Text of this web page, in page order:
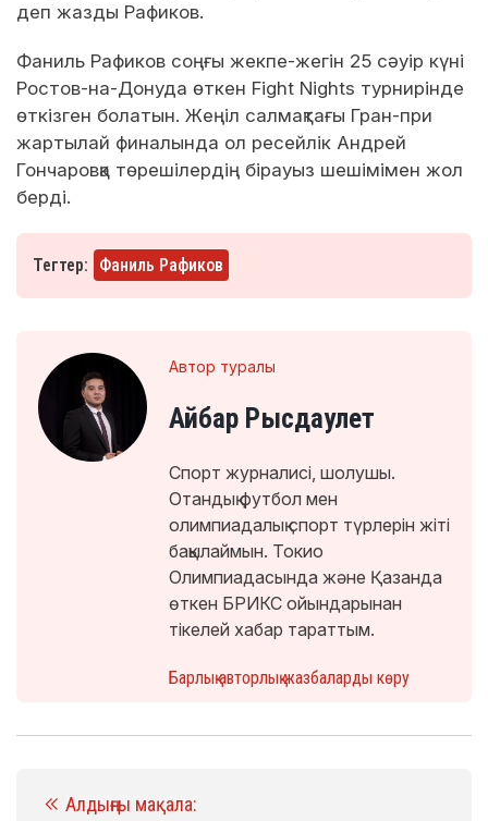
деп жазды Рафиков.
Фаниль Рафиков соңғы жекпе-жегін 25 сәуір күні
Ростов-на-Донуда өткен Fight Nights турнирінде
өткізген болатын. Жеңіл салмақтағы Гран-при
жартылай финалында ол ресейлік Андрей
Гончаровқа төрешілердің бірауыз шешімімен жол
берді.
Тегтер: Фаниль Рафиков
Автор туралы
Айбар Рысдаулет
Спорт журналисі, шолушы.
Отандық футбол мен
олимпиадалық спорт түрлерін жіті
бақылаймын. Токио
Олимпиадасында және Қазанда
өткен БРИКС ойындарынан
тікелей хабар тараттым.
Барлық авторлық жазбаларды көру
Алдыңғы мақала: